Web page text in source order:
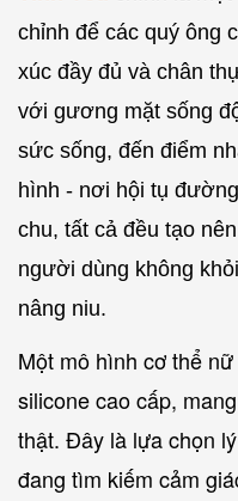
chỉnh để các quý ông
xúc đầy đủ và chân
với gương mặt sống
sức sống, đến điểm
hình - nơi hội tụ
chu, tất cả đều tạo
người dùng không
nâng niu.
Một mô hình cơ thể
silicone cao cấp,
thật. Đây là lựa chọn
đang tìm kiếm cảm